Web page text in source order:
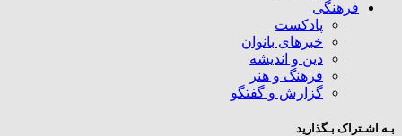
فرهنگی
پادکست
خبرهای بانوان
دین و اندیشه
فرهنگ و هنر
گزارش و گفتگو
بـه اشـتراک بـگذارید